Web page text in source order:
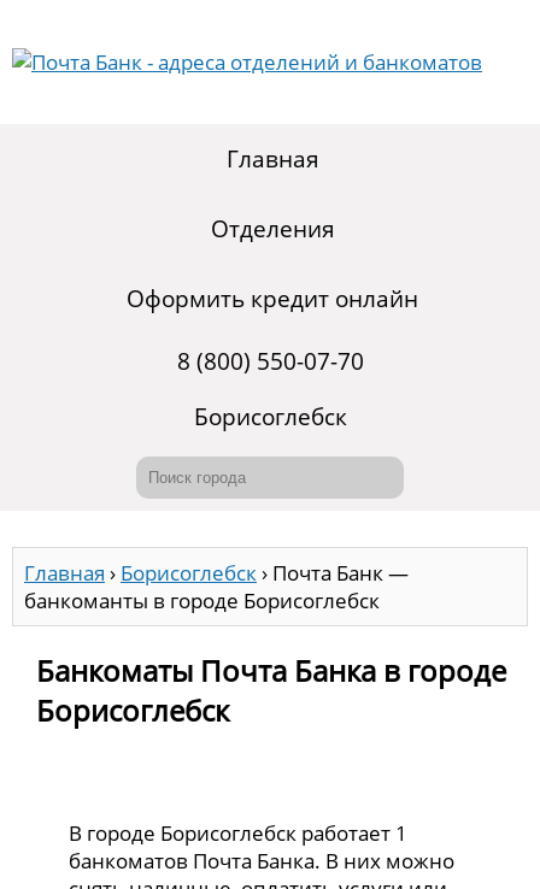
Главная
Отделения
Оформить кредит онлайн
8 (800) 550-07-70
Борисоглебск
Главная › Борисоглебск› Почта Банк —
банкоманты в городе Борисоглебск
Банкоматы Почта Банка в городе
Борисоглебск
В городе Борисоглебск работает 1
банкоматов Почта Банка. В них можно